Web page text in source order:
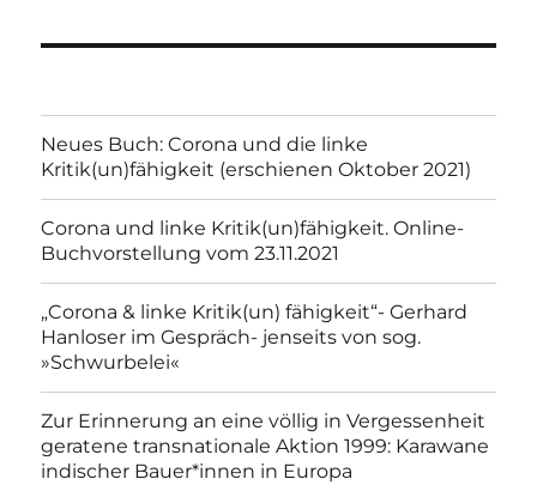
Neues Buch: Corona und die linke
Kritik(un)fähigkeit (erschienen Oktober 2021)
Corona und linke Kritik(un)fähigkeit. Online-
Buchvorstellung vom 23.11.2021
„Corona & linke Kritik(un) fähigkeit“- Gerhard
Hanloser im Gespräch- jenseits von sog.
»Schwurbelei«
Zur Erinnerung an eine völlig in Vergessenheit
geratene transnationale Aktion 1999: Karawane
indischer Bauer*innen in Europa